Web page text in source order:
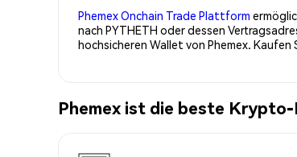
Phemex Onchain Trade Plattform
nach PYTHETH oder dessen
hochsicheren Wallet von Phemex.
Phemex ist die beste